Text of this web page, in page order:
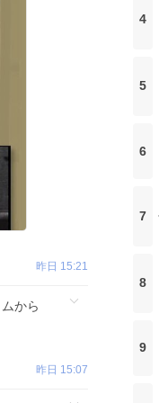
昨日 15:21
から
昨日 15:07
4
5
6
7
8
9